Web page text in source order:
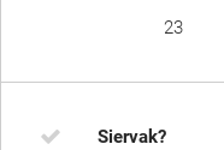
23
Siervak?